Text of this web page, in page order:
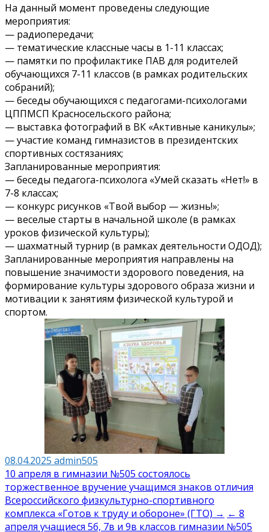
На данный момент проведены следующие
мероприятия:
— радиопередачи;
— тематические классные часы в 1-11 классах;
— памятки по профилактике ПАВ для родителей
обучающихся 7-11 классов (в рамках родительских
собраний);
— беседы обучающихся с педагогами-психологами
ЦППМСП Красносельского района;
— выставка фотографий в ВК «Активные каникулы»;
— участие команд гимназистов в президентских
спортивных состязаниях;
Запланированные мероприятия:
— беседы педагога-психолога «Умей сказать «Нет!» в
7-8 классах;
— конкурс рисунков «Твой выбор — жизнь!»;
— веселые старты в начальной школе (в рамках
уроков физической культуры);
— шахматный турнир (в рамках деятельности ОДОД);
Запланированные мероприятия направлены на
повышение значимости здорового поведения, на
формирование культуры здорового образа жизни и
мотивации к занятиям физической культурой и
спортом.
08.04.2025 admin505
Навигация
по
записям
10 апреля в гимназии №505 состоялось
торжественное вручение учащимся знаков отличия
Всероссийского физкультурно-спортивного
комплекса «Готов к труду и обороне» (ГТО) → ← 8
апреля учащиеся 5б, 7в и 9в классов гимназии №505